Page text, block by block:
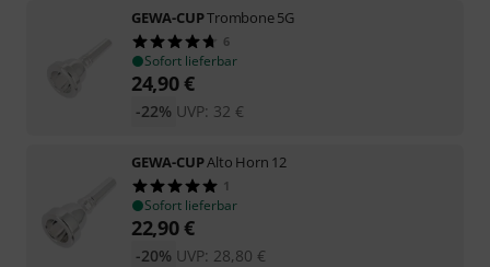
GEWA-CUPTrombone 5G
6
Sofort lieferbar
24,90€
UVP: 32 €
-22%
GEWA-CUPAlto Horn 12
1
Sofort lieferbar
22,90€
UVP: 28,80 €
-20%